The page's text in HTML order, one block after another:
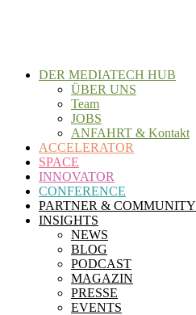
DER MEDIATECH HUB
ÜBER UNS
Team
JOBS
ANFAHRT & Kontakt
ACCELERATOR
SPACE
INNOVATOR
CONFERENCE
PARTNER & COMMUNITY
INSIGHTS
NEWS
BLOG
PODCAST
MAGAZIN
PRESSE
EVENTS